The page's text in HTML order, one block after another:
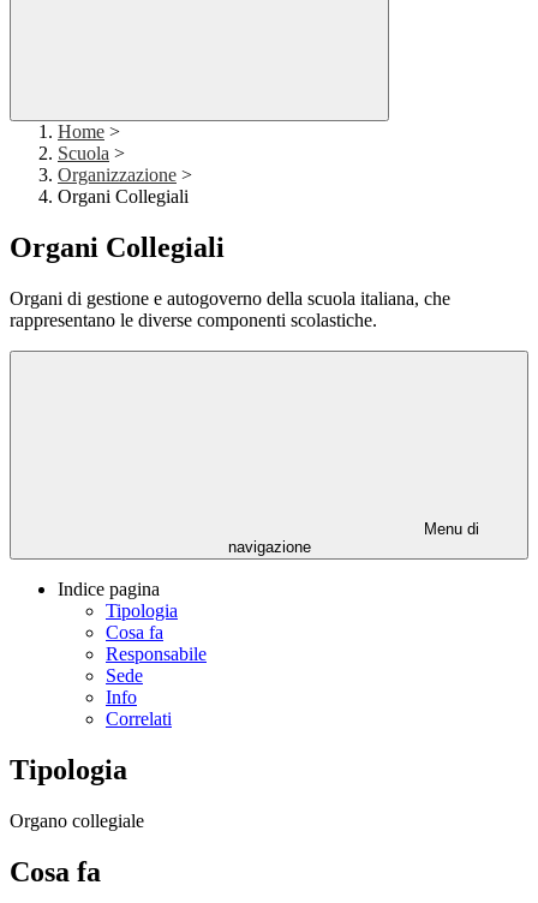
Home >
Scuola >
Organizzazione >
Organi Collegiali
Organi Collegiali
Organi di gestione e autogoverno della scuola italiana, che
rappresentano le diverse componenti scolastiche.
Menu di
navigazione
Indice pagina
Tipologia
Cosa fa
Responsabile
Sede
Info
Correlati
Tipologia
Organo collegiale
Cosa fa